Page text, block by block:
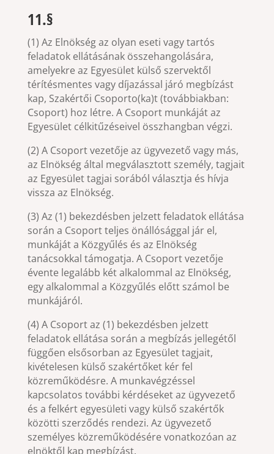
11.§
(1) Az Elnökség az olyan eseti vagy tartós
feladatok ellátásának összehangolására,
amelyekre az Egyesület külső szervektől
térítésmentes vagy díjazással járó megbízást
kap, Szakértői Csoporto(ka)t (továbbiakban:
Csoport) hoz létre. A Csoport munkáját az
Egyesület célkitűzéseivel összhangban végzi.
(2) A Csoport vezetője az ügyvezető vagy más,
az Elnökség által megválasztott személy, tagjait
az Egyesület tagjai sorából választja és hívja
vissza az Elnökség.
(3) Az (1) bekezdésben jelzett feladatok ellátása
során a Csoport teljes önállósággal jár el,
munkáját a Közgyűlés és az Elnökség
tanácsokkal támogatja. A Csoport vezetője
évente legalább két alkalommal az Elnökség,
egy alkalommal a Közgyűlés előtt számol be
munkájáról.
(4) A Csoport az (1) bekezdésben jelzett
feladatok ellátása során a megbízás jellegétől
függően elsősorban az Egyesület tagjait,
kivételesen külső szakértőket kér fel
közreműködésre. A munkavégzéssel
kapcsolatos további kérdéseket az ügyvezető
és a felkért egyesületi vagy külső szakértők
közötti szerződés rendezi. Az ügyvezető
személyes közreműködésére vonatkozóan az
elnöktől kap megbízást.